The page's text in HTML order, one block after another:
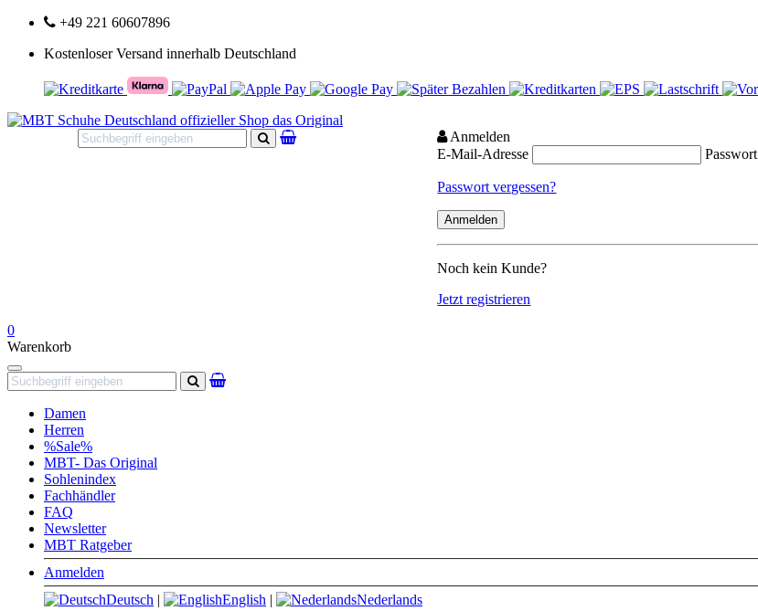
+49 221 60607896
Kostenloser Versand innerhalb Deutschland
Suchen
Anmelden
E-Mail-Adresse
Passwort
Passwort vergessen?
Noch kein Kunde?
Jetzt registrieren
0
Warenkorb
Navigation
Suchen
Damen
Herren
%Sale%
MBT- Das Original
Sohlenindex
Fachhändler
FAQ
Newsletter
MBT Ratgeber
Anmelden
Deutsch | English |
Nederlands